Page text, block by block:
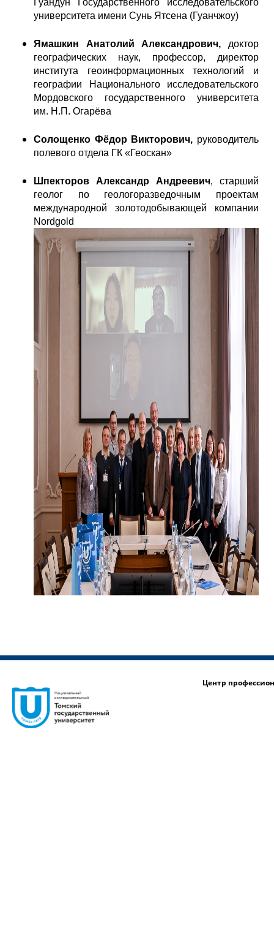
Гуандун Государственного исследовательского
университета имени Сунь Ятсена (Гуанчжоу)
Ямашкин Анатолий Александрович, доктор
географических наук, профессор, директор
института геоинформационных технологий и
географии Национального исследовательского
Мордовского государственного университета
им. Н.П. Огарёва
Солощенко Фёдор Викторович, руководитель
полевого отдела ГК «Геоскан»
Шпекторов Александр Андреевич, старший
геолог по геологоразведочным проектам
международной золотодобывающей компании
Nordgold
Центр